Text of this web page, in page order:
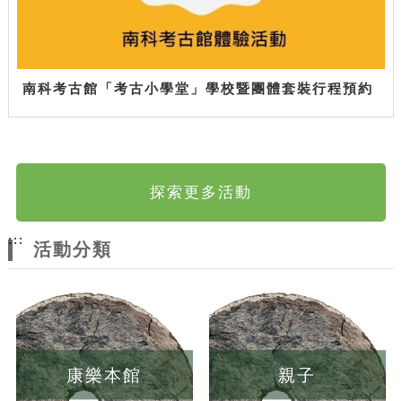
南科考古館「考古小學堂」學校暨團體套裝行程預約
探索更多活動
:::
活動分類
康樂本館 親子